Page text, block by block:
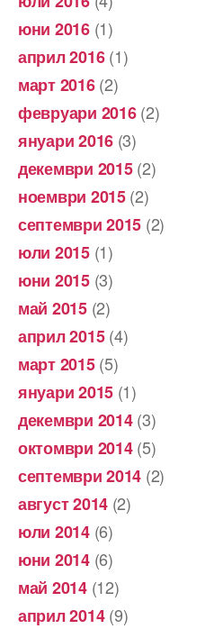
юни 2016(1)
април 2016(1)
март 2016(2)
февруари 2016(2)
януари 2016 (3)
декември 2015(2)
ноември 2015(2)
септември 2015 (2)
юли 2015(1)
юни 2015(3)
май 2015(2)
април 2015(4)
март 2015(5)
януари 2015 (1)
декември 2014(3)
октомври 2014(5)
септември 2014 (2)
август 2014 (2)
юли 2014(6)
юни 2014(6)
май 2014(12)
април 2014(9)